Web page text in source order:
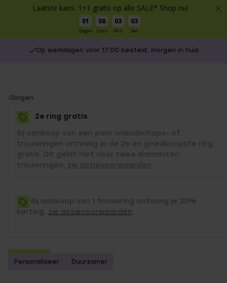
Laatste kans: 1+1 gratis op alle SALE* Shop nu!
01
Dagen
08
Uren
03
Min
03
Sec
Op werkdagen voor 17:00 besteld, morgen in huis
You
are
here:
Ringen
2e ring gratis
Bij aankoop van een paar vriendschaps- of
trouwringen ontvang je de 2e en goedkoopste ring
gratis. Dit geldt niet voor twee diamanten
trouwringen, zie actievoorwaarden
Bij aankoop van 1 trouwring ontvang je 20%
korting, zie actievoorwaarden
2e gratis
Personaliseer Duurzamer